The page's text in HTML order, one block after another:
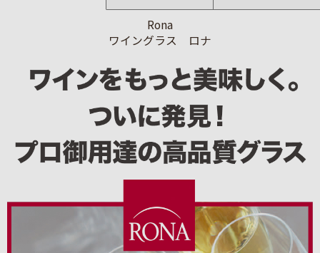
Rona
ワイングラス ロナ